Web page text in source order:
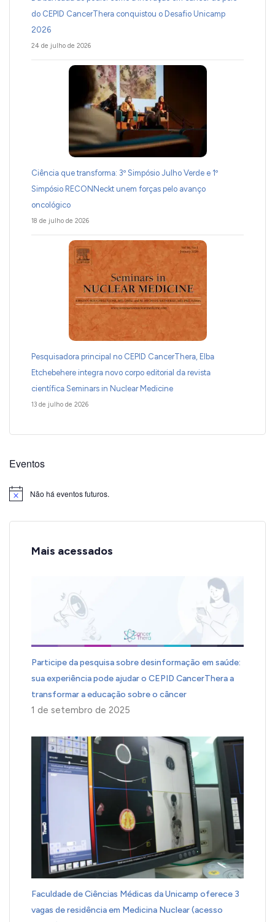
do CEPID CancerThera conquistou o Desafio Unicamp
2026
24 de julho de 2026
Ciência que transforma: 3º Simpósio Julho Verde e 1º
Simpósio RECONNeckt unem forças pelo avanço
oncológico
18 de julho de 2026
Pesquisadora principal no CEPID CancerThera, Elba
Etchebehere integra novo corpo editorial da revista
científica Seminars in Nuclear Medicine
13 de julho de 2026
Eventos
Notice Não há eventos futuros.
Mais acessados
Participe da pesquisa sobre desinformação em saúde:
sua experiência pode ajudar o CEPID CancerThera a
transformar a educação sobre o câncer
1 de setembro de 2025
Faculdade de Ciências Médicas da Unicamp oferece 3
vagas de residência em Medicina Nuclear (acesso